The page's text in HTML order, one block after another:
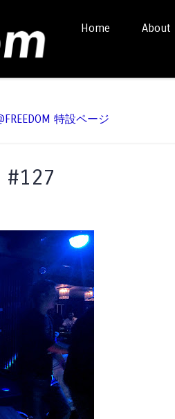
Skip to content
Home About
特設ページ
#127